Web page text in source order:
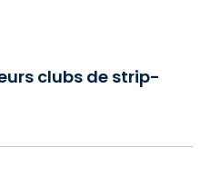
clubs de strip-